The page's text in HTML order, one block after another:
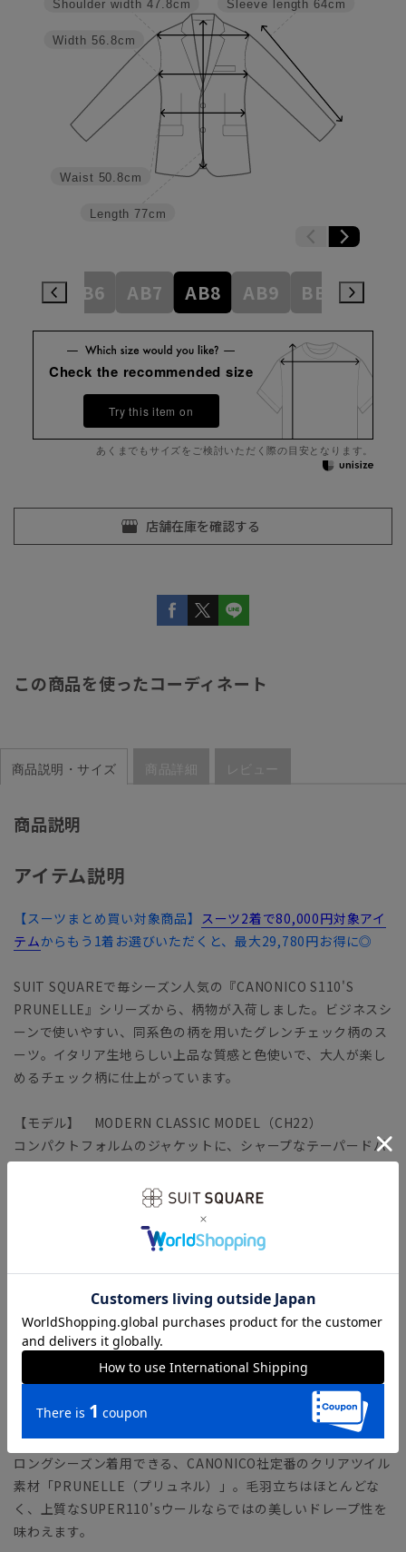
Sleeve length 64cm
Length 77cm
Waist 50.8cm
Width 56.8cm
Shoulder width 47.8cm
AB6 AB7 AB8 AB9 BE3
Check the recommended size
Try this item on
あくまでもサイズをご検討いただく際の目安となります。
この商品を使ったコーディネート
商品説明・サイズ 商品詳細 レビュー
商品説明
アイテム説明
【スーツまとめ買い対象商品】 スーツ2着で80,000円対象アイ
テムからもう1着お選びいただくと、最大29,780円お得に◎
SUIT SQUAREで毎シーズン人気の『CANONICO S110'S
PRUNELLE』シリーズから、柄物が入荷しました。ビジネスシ
ーンで使いやすい、同系色の柄を用いたグレンチェック柄のス
ーツ。イタリア生地らしい上品な質感と色使いで、大人が楽し
めるチェック柄に仕上がっています。
【モデル】 MODERN CLASSIC MODEL（CH22）
コンパクトフォルムのジャケットに、シャープなテーパードパ
エットながら、軽めの副資材で窮屈さを感じさせません。ラウ
ンドしたフロントカットやサイドベンツなど、クラシカルなデ
【生地ブランド】 VITALE BARBERIS CANONICO（ヴィタ
ーレ・バルべリス・カノニコ）
1936年イタリア・ビエラ地区にて創業の、イタリアを代表する
生地ブランド。糸の紡績から生地までを一貫して生産すること
により、高品質で優れたコストパフォーマンスを実現していま
す。
ロングシーズン着用できる、CANONICO社定番のクリアツイル
素材「PRUNELLE（プリュネル）」。毛羽立ちはほとんどな
く、上質なSUPER110'sウールならではの美しいドレープ性を
味わえます。